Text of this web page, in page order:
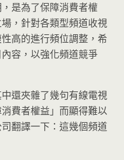
是為了保障消費者權
，針對各類型頻道收視
高的進行頻位調整，希
容，以強化頻道競爭
還夾雜了幾句有線電視
費者權益」而顯得難以
翻譯一下：這幾個頻道